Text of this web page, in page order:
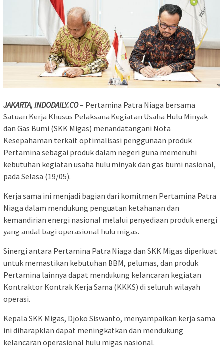
JAKARTA, INDODAILY.CO– Pertamina Patra Niaga bersama
Satuan Kerja Khusus Pelaksana Kegiatan Usaha Hulu Minyak
dan Gas Bumi (SKK Migas) menandatangani Nota
Kesepahaman terkait optimalisasi penggunaan produk
Pertamina sebagai produk dalam negeri guna memenuhi
kebutuhan kegiatan usaha hulu minyak dan gas bumi nasional,
pada Selasa (19/05).
Kerja sama ini menjadi bagian dari komitmen Pertamina Patra
Niaga dalam mendukung penguatan ketahanan dan
kemandirian energi nasional melalui penyediaan produk energi
yang andal bagi operasional hulu migas.
Sinergi antara Pertamina Patra Niaga dan SKK Migas diperkuat
untuk memastikan kebutuhan BBM, pelumas, dan produk
Pertamina lainnya dapat mendukung kelancaran kegiatan
Kontraktor Kontrak Kerja Sama (KKKS) di seluruh wilayah
operasi.
Kepala SKK Migas, Djoko Siswanto, menyampaikan kerja sama
ini diharapklan dapat meningkatkan dan mendukung
kelancaran operasional hulu migas nasional.